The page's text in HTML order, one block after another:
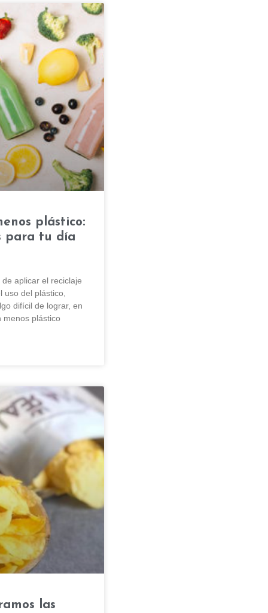
plástico:
para tu día
aplicar el reciclaje
uso del plástico,
difícil de lograr, en
menos plástico
las